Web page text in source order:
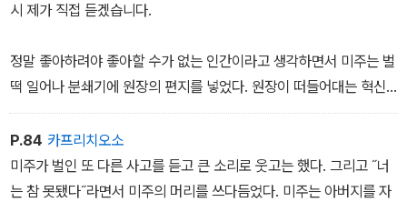
시 제가 직접 듣겠습니다.
정말 좋아하려야 좋아할 수가 없는 인간이라고 생각하면서 미주는 벌
떡 일어나 분쇄기에 원장의 편지를 넣었다. 원장이 떠들어대는 혁신
과 진보, 변화가 뭔지는 미주도 대충 알고 있었다.
지난 학기에 베트남 학생들이 집단 도주했을 때, 원장이 이게 모두 관
리 부족이라며 복도에까지 들릴 정도로 소리를 질렀다는 말이돌았
다. 원장이 직접 에이전시에 전화해서 책임지라고 소리쳤고, 에이전
P.84 카프리치오소
미주가 벌인 또 다른 사고를 듣고 큰 소리로 웃고는 했다. 그리고 ˝너
는 참 못됐다˝라면서 미주의 머리를 쓰다듬었다. 미주는 아버지를 자